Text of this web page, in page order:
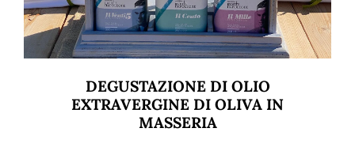
DEGUSTAZIONE DI OLIO
EXTRAVERGINE DI OLIVA IN
MASSERIA